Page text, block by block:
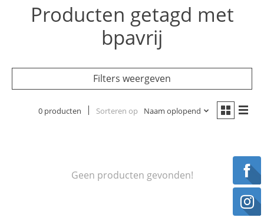
Producten getagd met
bpavrij
Filters weergeven
0 producten Sorteren op Naam oplopend
Geen producten gevonden!